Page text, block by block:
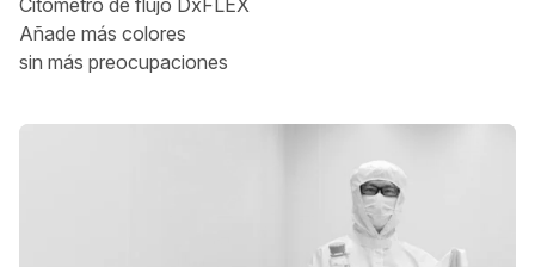
Citómetro de flujo DxFLEX
Añade más colores
sin más preocupaciones